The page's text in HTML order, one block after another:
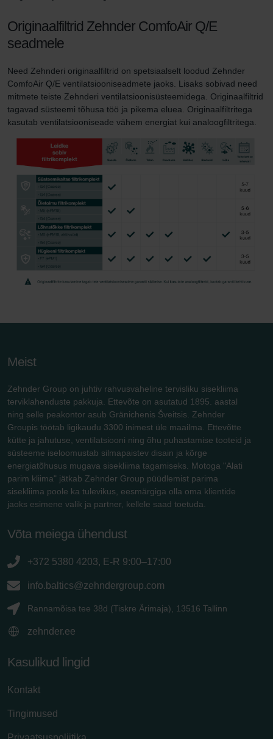
Originaalfiltrid Zehnder ComfoAir Q/E
seadmele
Need Zehnderi originaalfiltrid on spetsiaalselt loodud Zehnder
ComfoAir Q/E ventilatsiooniseadmete jaoks. Lisaks sobivad need
mitmete teiste Zehnderi ventilatsioonisüsteemidega. Originaalfiltrid
tagavad süsteemi tõhusa töö ja pikema eluea. Originaalfiltritega
kasutab ventilatsiooniseade vähem energiat kui analoogfiltritega.
Meist
Zehnder Group on juhtiv rahvusvaheline tervisliku sisekliima
terviklahenduste pakkuja. Ettevõte on asutatud 1895. aastal
ning selle peakontor asub Gränichenis Šveitsis. Zehnder
Groupis töötab ligikaudu 3300 inimest üle maailma. Ettevõtte
kütte ja jahutuse, ventilatsiooni ning õhu puhastamise tooteid ja
süsteeme iseloomustab silmapaistev disain ja kõrge
energiatõhusus mugava sisekliima tagamiseks. Motoga "Alati
parim kliima" jätkab Zehnder Group püüdlemist parima
sisekliima poole ka tulevikus, eesmärgiga olla oma klientide
jaoks esimene valik ja partner, kellele saad toetuda.
Võta meiega ühendust
+372 5380 4203, E-R 9:00–17:00
info.baltics@zehndergroup.com
Rannamõisa tee 38d (Tiskre Ärimaja), 13516 Tallinn
zehnder.ee
Kasulikud lingid
Kontakt
Tingimused